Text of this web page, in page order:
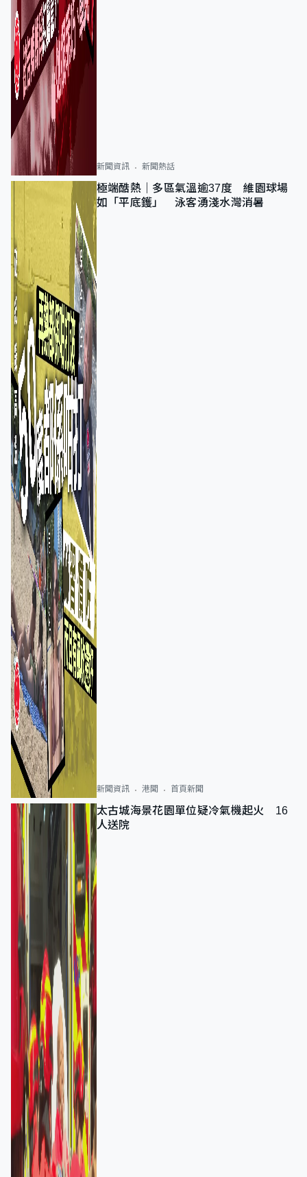
新聞資訊 新聞熱話
極端酷熱｜多區氣溫逾37度 維園球場
如「平底鑊」 泳客湧淺水灣消暑
新聞資訊 港聞 首頁新聞
太古城海景花園單位疑冷氣機起火 16
人送院